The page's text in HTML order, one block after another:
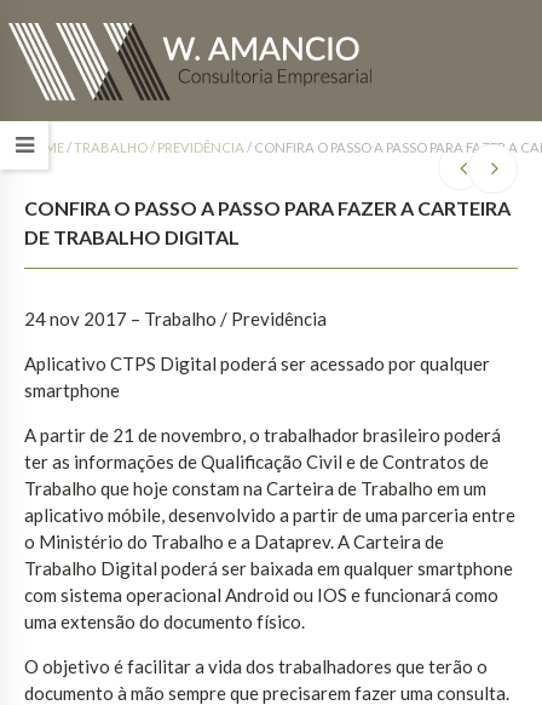
HOME/TRABALHO / PREVIDÊNCIA / CONFIRA O PASSO A PASSO PARA FAZER A
CONFIRA O PASSO A PASSO PARA FAZER A CARTEIRA
DE TRABALHO DIGITAL
24 nov 2017 – Trabalho / Previdência
Aplicativo CTPS Digital poderá ser acessado por qualquer
smartphone
A partir de 21 de novembro, o trabalhador brasileiro poderá
ter as informações de Qualificação Civil e de Contratos de
Trabalho que hoje constam na Carteira de Trabalho em um
aplicativo móbile, desenvolvido a partir de uma parceria entre
o Ministério do Trabalho e a Dataprev. A Carteira de
Trabalho Digital poderá ser baixada em qualquer smartphone
com sistema operacional Android ou IOS e funcionará como
uma extensão do documento físico.
O objetivo é facilitar a vida dos trabalhadores que terão o
documento à mão sempre que precisarem fazer uma consulta.